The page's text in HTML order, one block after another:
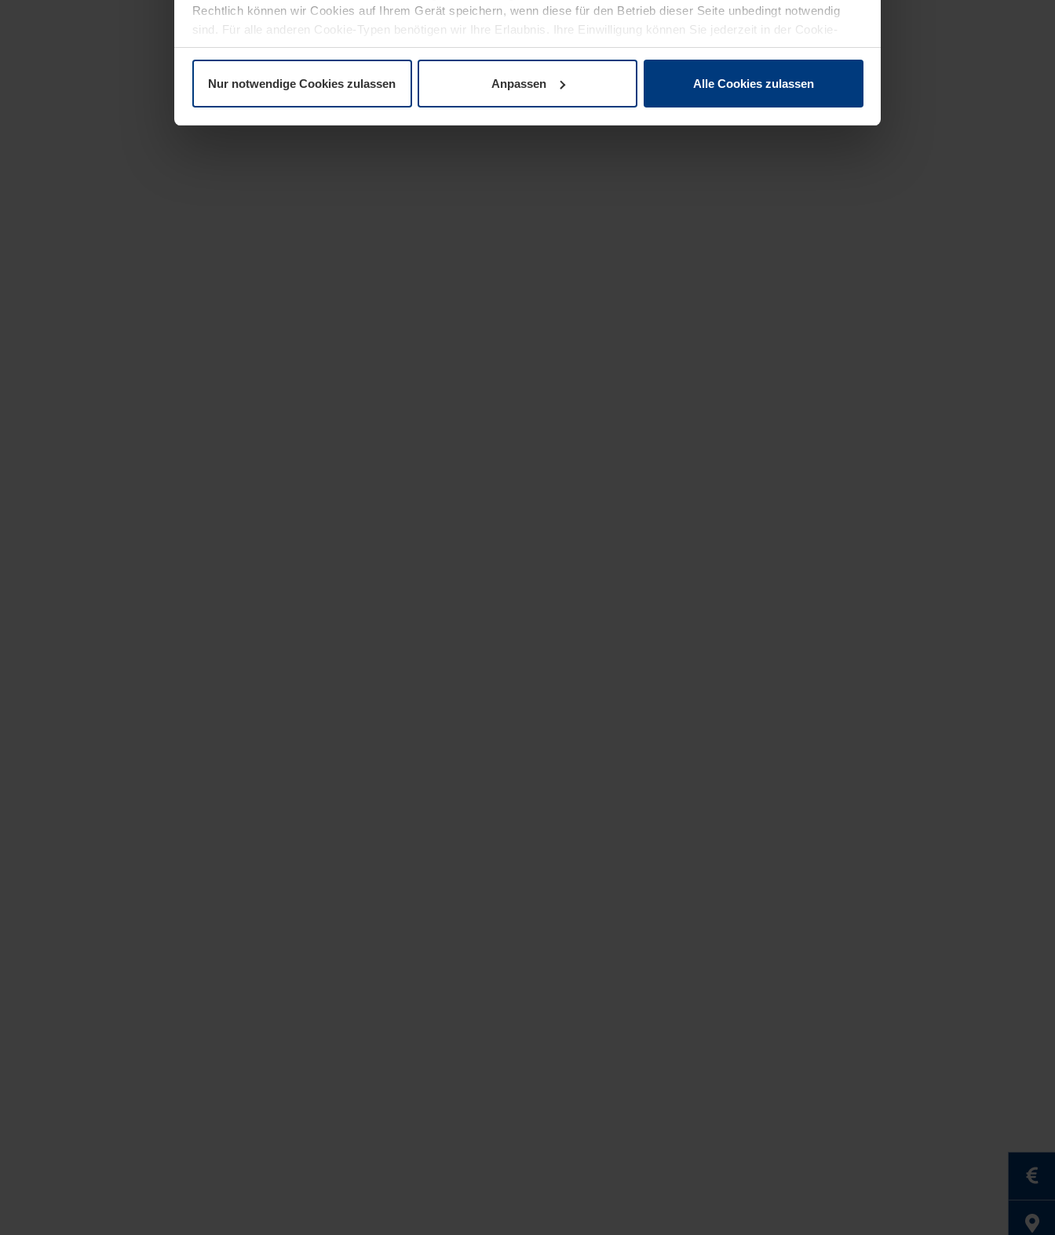
Rechtlich können wir Cookies auf Ihrem Gerät speichern, wenn diese für den Betrieb dieser Seite unbedingt notwendig
sind. Für alle anderen Cookie-Typen benötigen wir Ihre Erlaubnis. Ihre Einwilligung können Sie jederzeit in der Cookie-
Erläuterung auf der SeiteDatenschutzerklärungunserer Website ändern oder widerrufen.
Nur notwendige Cookies zulassen Anpassen Alle Cookies zulassen